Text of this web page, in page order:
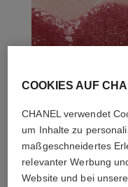
COOKIES AUF
CHANEL verwendet
um Inhalte zu
maßgeschneidertes
relevanter Werbung
Website und bei